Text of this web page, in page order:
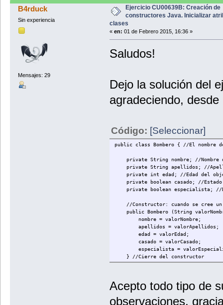
clases (Leído 4091 veces)
B4rduck
Sin experiencia
Mensajes: 29
Ejercicio CU00639B: Creación de
constructores Java. Inicializar
clases
« en: 01 de Febrero 2015, 16:36 »
Saludos!
Dejo la solución del
agradeciendo,
Código: [Seleccionar]
public class Bombero { //El nombre
private String nombre; //Nombre
private String apellidos; //
private int edad; //Edad del
private boolean casado; //Estado
private boolean especialista; //
//Constructor: cuando se cree un
public Bombero (String
nombre = valorNombre;
apellidos = valorApellidos;
edad = valorEdad;
casado = valorCasado;
especialista =
} //Cierre del constructor
nombre = valorNombre;
} //Cierre del método
Acepto todo tipo de
observaciones,